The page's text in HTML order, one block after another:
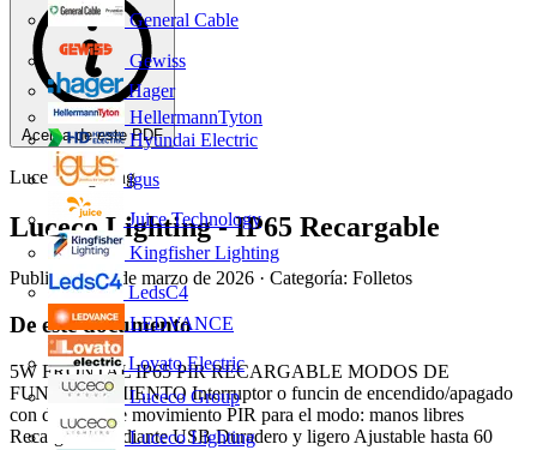
General Cable
Gewiss
Hager
HellermannTyton
Hyundai Electric
igus
Juice Technology
Kingfisher Lighting
LedsC4
LEDVANCE
Lovato Electric
Luceco Group
Luceco Lighting
Acerca de este PDF
Luceco Lighting
Luceco Lighting - IP65 Recargable
Publicado: 16 de marzo de 2026 · Categoría: Folletos
De este documento
5W FRONTAL IP65 PIR RECARGABLE MODOS DE
FUNCIONAMIENTO Interruptor o funcin de encendido/apagado
con deteccin de movimiento PIR para el modo: manos libres
Recargable mediante USB Duradero y ligero Ajustable hasta 60